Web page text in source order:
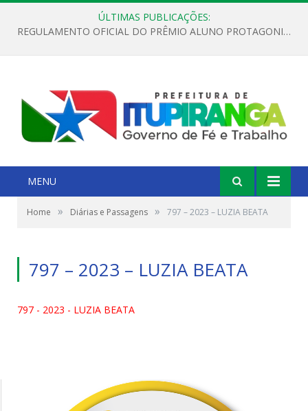
ÚLTIMAS PUBLICAÇÕES:
REGULAMENTO OFICIAL DO PRÊMIO ALUNO PROTAGONISTA – EDIÇÃO 2026
MENU
Home » Diárias e Passagens » 797 – 2023 – LUZIA BEATA
797 – 2023 – LUZIA BEATA
797 - 2023 - LUZIA BEATA